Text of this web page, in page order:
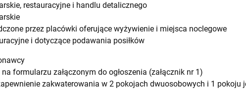
restauracyjne i handlu detalicznego
przez placówki oferujące wyżywienie i miejsca noclegowe
i dotyczące podawania posiłków
formularzu załączonym do ogłoszenia (załącznik nr 1)
zakwaterowania w 2 pokojach dwuosobowych i 1 pokoju